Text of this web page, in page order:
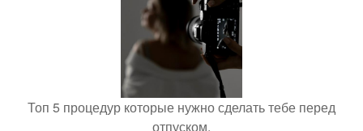
Топ 5 процедур которые нужно сделать тебе перед
отпуском.